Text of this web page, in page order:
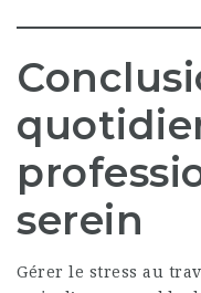
serein
Gérer le stress au